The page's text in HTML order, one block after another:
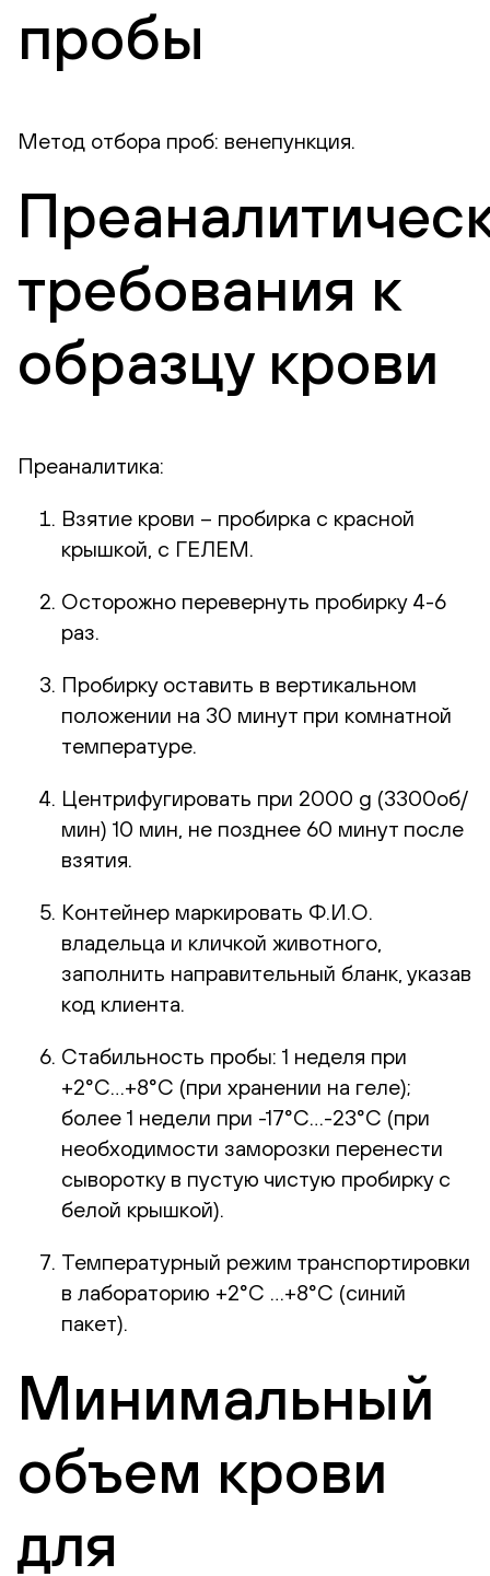
пробы
Метод отбора проб: венепункция.
требования к
образцу крови
Преаналитика:
Взятие крови – пробирка с красной
крышкой, с ГЕЛЕМ.
Осторожно перевернуть пробирку 4-6
раз.
Пробирку оставить в вертикальном
положении на 30 минут при комнатной
температуре.
Центрифугировать при 2000 g (3300об/
мин) 10 мин, не позднее 60 минут после
взятия.
Контейнер маркировать Ф.И.О.
владельца и кличкой животного,
заполнить направительный бланк, указав
код клиента.
Стабильность пробы: 1 неделя при
+2°С…+8°С (при хранении на геле);
более 1 недели при -17°С…-23°С (при
необходимости заморозки перенести
сыворотку в пустую чистую пробирку с
белой крышкой).
Температурный режим транспортировки
в лабораторию +2°С …+8°С (синий
пакет).
Минимальный
объем крови
для